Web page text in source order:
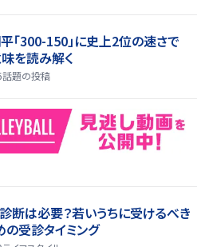
「300-150」に史上2位の速さで
を読み解く
話題の投稿
断は必要？若いうちに受けるべき
受診タイミング